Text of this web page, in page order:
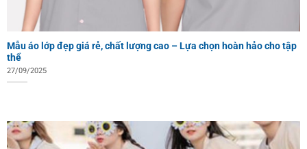
Mẫu áo lớp đẹp giá rẻ, chất lượng cao – Lựa chọn hoàn hảo cho tập
thể
27/09/2025